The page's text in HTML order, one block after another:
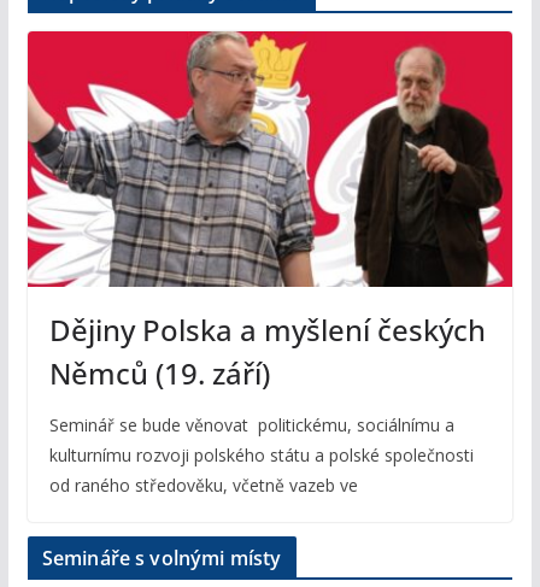
Dějiny Polska a myšlení českých
Němců (19. září)
Seminář se bude věnovat politickému, sociálnímu a
kulturnímu rozvoji polského státu a polské společnosti
od raného středověku, včetně vazeb ve
Semináře s volnými místy